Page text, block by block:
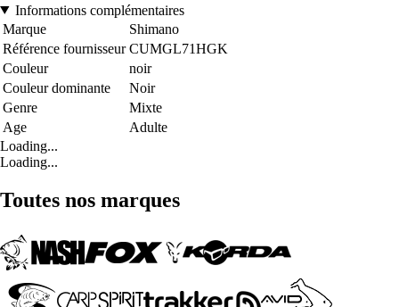
Informations complémentaires
Marque
Shimano
Référence fournisseur CUMGL71HGK
Couleur
noir
Couleur dominante
Noir
Genre
Mixte
Age
Adulte
Loading...
Loading...
Toutes nos marques